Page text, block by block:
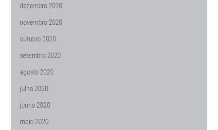
dezembro 2020
novembro 2020
outubro 2020
setembro 2020
agosto 2020
julho 2020
junho 2020
maio 2020